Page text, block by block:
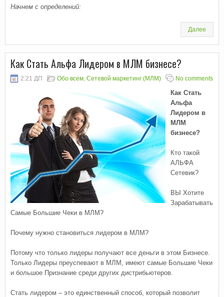
Начнем с определений:
Далее
Как Стать Альфа Лидером в МЛМ бизнесе?
2:21 ДП Обо всем, Сетевой маркетинг (МЛМ) No comments
Как Стать
Альфа
Лидером в
МЛМ
бизнесе?
Кто такой
АЛЬФА
Сетевик?
ВЫ Хотите
Зарабатывать
Самые Большие Чеки в МЛМ?
Почему нужно становиться лидером в МЛМ?
Потому что только лидеры получают все деньги в этом Бизнесе.
Только Лидеры преуспевают в МЛМ, имеют самые Большие Чеки
и большое Признание среди других дистрибьютеров.
Стать лидером – это единственный способ, который позволит